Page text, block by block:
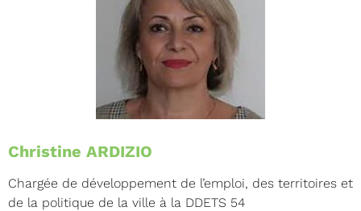
Christine ARDIZIO
Chargée de développement de l’emploi, des territoires et
de la politique de la ville à la DDETS 54